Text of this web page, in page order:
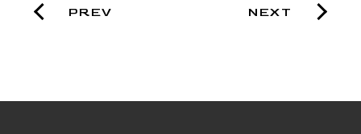
園」特展亮相，展現設
計的敘事能力與魅力
PREV
NEXT